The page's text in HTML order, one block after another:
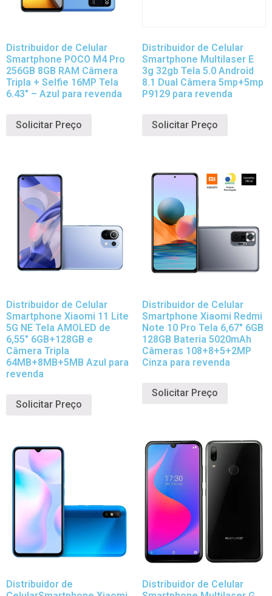
Distribuidor de Celular
Smartphone POCO M4 Pro
256GB 8GB RAM Câmera
Tripla + Selfie 16MP Tela
6.43″ – Azul para revenda
Solicitar Preço
Distribuidor de Celular
Smartphone Multilaser E
3g 32gb Tela 5.0 Android
8.1 Dual Câmera 5mp+5mp
P9129 para revenda
Solicitar Preço
Distribuidor de Celular
Smartphone Xiaomi 11 Lite
5G NE Tela AMOLED de
6,55″ 6GB+128GB e
Câmera Tripla
64MB+8MB+5MB Azul para
revenda
Solicitar Preço
Distribuidor de Celular
Smartphone Xiaomi Redmi
Note 10 Pro Tela 6,67″ 6GB
128GB Bateria 5020mAh
Câmeras 108+8+5+2MP
Cinza para revenda
Solicitar Preço
Distribuidor de
Distribuidor de Celular